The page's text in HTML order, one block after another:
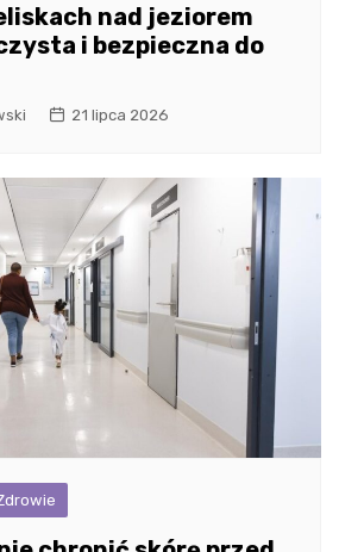
nad jeziorem
i bezpieczna do
21 lipca 2026